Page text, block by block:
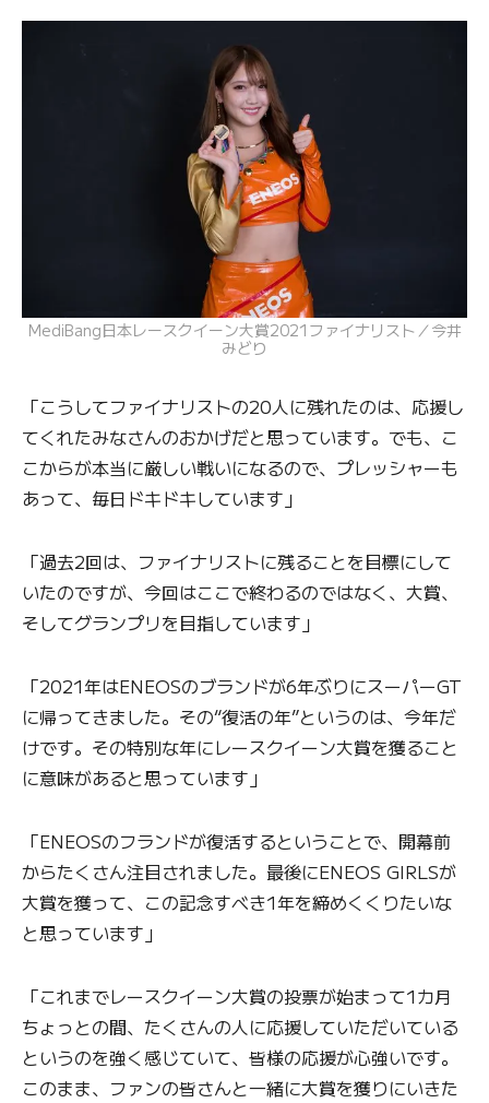
MediBang日本レースクイーン大賞2021ファイナリスト／今井
みどり
「こうしてファイナリストの20人に残れたのは、応援し
てくれたみなさんのおかげだと思っています。でも、こ
こからが本当に厳しい戦いになるので、プレッシャーも
あって、毎日ドキドキしています」
「過去2回は、ファイナリストに残ることを目標にして
いたのですが、今回はここで終わるのではなく、大賞、
そしてグランプリを目指しています」
「2021年はENEOSのブランドが6年ぶりにスーパーGT
に帰ってきました。その“復活の年”というのは、今年だ
けです。その特別な年にレースクイーン大賞を獲ること
に意味があると思っています」
「ENEOSのフランドが復活するということで、開幕前
からたくさん注目されました。最後にENEOS GIRLSが
大賞を獲って、この記念すべき1年を締めくくりたいな
と思っています」
「これまでレースクイーン大賞の投票が始まって1カ月
ちょっとの間、たくさんの人に応援していただいている
というのを強く感じていて、皆様の応援が心強いです。
このまま、ファンの皆さんと一緒に大賞を獲りにいきた